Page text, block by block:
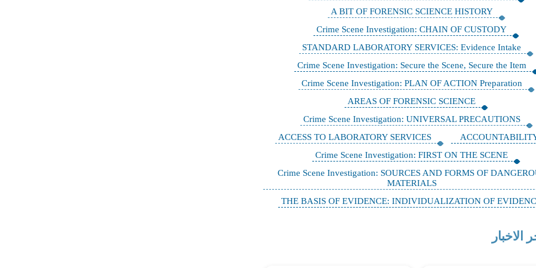
A BIT OF FORENSIC SCIENCE HISTORY
Crime Scene Investigation: CHAIN OF CUSTODY
STANDARD LABORATORY SERVICES: Evidence Intake
Crime Scene Investigation: Secure the Scene, Secure the Item
Crime Scene Investigation: PLAN OF ACTION Preparation
AREAS OF FORENSIC SCIENCE
Crime Scene Investigation: UNIVERSAL PRECAUTIONS
ACCESS TO LABORATORY SERVICES
Crime Scene Investigation: FIRST ON THE SCENE
Crime Scene Investigation: SOURCES AND FORMS OF
MATERIALS
THE BASIS OF EVIDENCE: INDIVIDUALIZATION OF
الاخبار